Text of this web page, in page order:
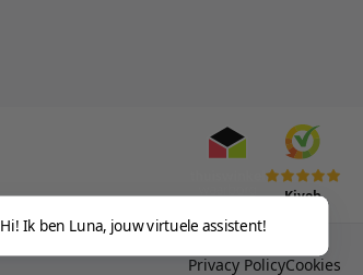
Kiyoh
Privacy PolicyCookies
Hi! Ik ben Luna, jouw virtuele assistent!